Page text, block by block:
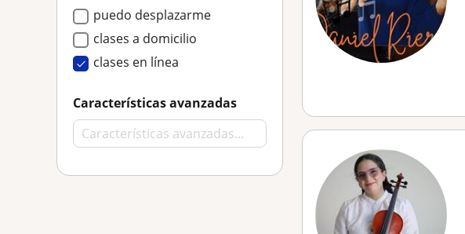
puedo desplazarme
clases a domicilio
clases en línea
Características avanzadas